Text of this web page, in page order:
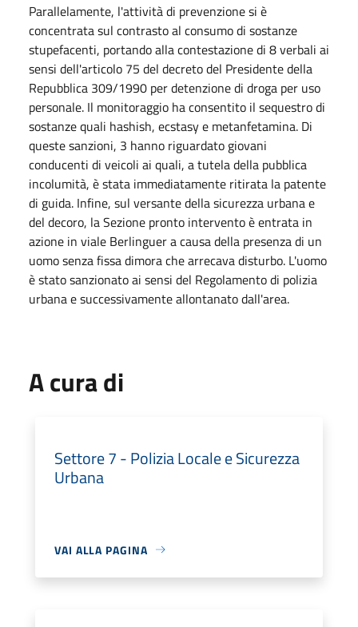
Parallelamente, l'attività di prevenzione si è
concentrata sul contrasto al consumo di sostanze
stupefacenti, portando alla contestazione di 8 verbali ai
sensi dell'articolo 75 del decreto del Presidente della
Repubblica 309/1990 per detenzione di droga per uso
personale. Il monitoraggio ha consentito il sequestro di
sostanze quali hashish, ecstasy e metanfetamina. Di
queste sanzioni, 3 hanno riguardato giovani
conducenti di veicoli ai quali, a tutela della pubblica
incolumità, è stata immediatamente ritirata la patente
di guida. Infine, sul versante della sicurezza urbana e
del decoro, la Sezione pronto intervento è entrata in
azione in viale Berlinguer a causa della presenza di un
uomo senza fissa dimora che arrecava disturbo. L'uomo
è stato sanzionato ai sensi del Regolamento di polizia
urbana e successivamente allontanato dall'area.
A cura di
Settore 7 - Polizia Locale e Sicurezza
Urbana
VAI ALLA PAGINA